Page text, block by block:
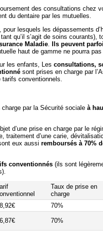
des consultations chez
du dentaire par les mutuelles.
, pour lesquels les dépassements
qu’il s’agit de soins courants),
Maladie Ils peuvent
haut de gamme ne pourra
les enfants, Les consultations,
sont prises en charge par
tarifs conventionnels.
par la Sécurité sociale à
d’une prise en charge par le
traitement d’une carie,
eux aussi remboursés à 70%
conventionnés (ils sont
Taux de prise en
charge
70%
70%